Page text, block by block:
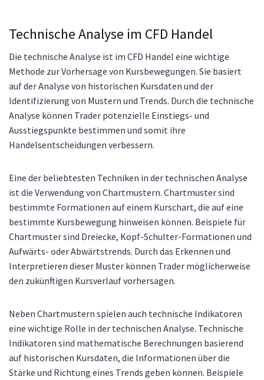
Technische Analyse im CFD Handel
Die technische Analyse ist im CFD Handel eine wichtige
Methode zur Vorhersage von Kursbewegungen. Sie basiert
auf der Analyse von historischen Kursdaten und der
Identifizierung von Mustern und Trends. Durch die technische
Analyse können Trader potenzielle Einstiegs- und
Ausstiegspunkte bestimmen und somit ihre
Handelsentscheidungen verbessern.
Eine der beliebtesten Techniken in der technischen Analyse
ist die Verwendung von Chartmustern. Chartmuster sind
bestimmte Formationen auf einem Kurschart, die auf eine
bestimmte Kursbewegung hinweisen können. Beispiele für
Chartmuster sind Dreiecke, Kopf-Schulter-Formationen und
Aufwärts- oder Abwärtstrends. Durch das Erkennen und
Interpretieren dieser Muster können Trader möglicherweise
den zukünftigen Kursverlauf vorhersagen.
Neben Chartmustern spielen auch technische Indikatoren
eine wichtige Rolle in der technischen Analyse. Technische
Indikatoren sind mathematische Berechnungen basierend
auf historischen Kursdaten, die Informationen über die
Stärke und Richtung eines Trends geben können. Beispiele